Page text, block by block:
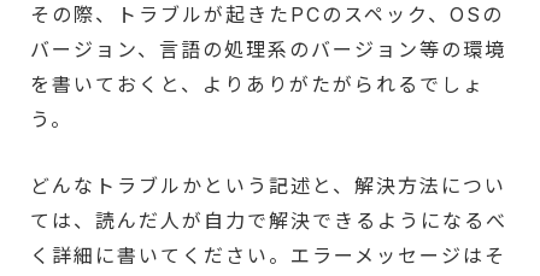
その際、トラブルが起きたPCのスペック、OSの
バージョン、言語の処理系のバージョン等の環境
を書いておくと、よりありがたがられるでしょ
う。
どんなトラブルかという記述と、解決方法につい
ては、読んだ人が自力で解決できるようになるべ
く詳細に書いてください。エラーメッセージはそ